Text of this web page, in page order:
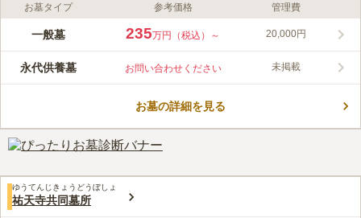
ライフドット編集部のコメント
「恵比寿駅」から徒歩5分というアクセスの良さが強みです。渋
べ地蔵」が門前で迎えてくれます。永代供養塔という合同墓があ
るので後継者のいない方でも安心。一般墓所のお求めには曹洞宗
みんなの評価
4.6 口コミ1件
30代男性
周りはビルに囲まれて静かです。霊園内も掃除されてて綺麗でし
口コミの続きを読む
お墓タイプ 参考価格 管理費
一般墓 235万円（税込）～ 20,000円
永代供養墓 お問い合わせください 未掲載
お墓の詳細を見る
ゆうてんじきょうどうぼしょ
祐天寺共同墓所